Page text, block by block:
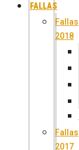
FALLAS
Fallas
2018
Fallas
2017